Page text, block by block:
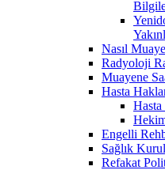
Nasıl
Radyoloji
Muayene
Hasta
Engelli
Sağlık
Refakat